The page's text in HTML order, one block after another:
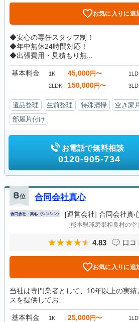
お気に入りに追
◆安心の専任スタッフ制！
◆年中無休24時間対応！
◆出張費用・見積もり無...
基本料金 1K 45,000円〜
2LDK 150,000円〜
遺品整理 生前整理 特殊清掃 空き家
部屋片付け
お電話で無料相談
0120-905-734
8位 合同会社真心
[運営会社] 合同会社真
（熊本県球磨郡相良村の空
4.83 口コ
お気に入りに追
当社は専門業者として、10年以上の実
スを提供してお...
基本料金 1K 25,000円〜